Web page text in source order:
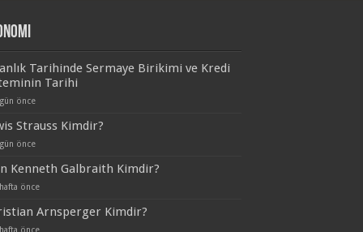
Tarihinde Sermaye Birikimi ve Kredi
Tarihi
önce
Strauss Kimdir?
önce
Kenneth Galbraith Kimdir?
önce
Arnsperger Kimdir?
önce